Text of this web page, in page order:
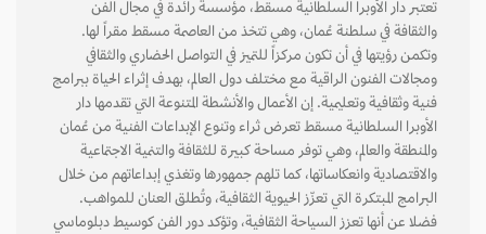
تعتبر دار الأوبرا السلطانية مسقط، مؤسسة رائدة في مجال الفن
والثقافة في سلطنة عُمان، وهي تتخذ من العاصمة مسقط مقراً لها.
وتكمن رؤيتها في أن تكون مركزاً للتميز في التواصل الحضاري والثقافي
ومجالات الفنون الراقية مع مختلف دول العالم، بهدف إثراء الحياة ببرامج
فنية وثقافية وتعليمية. إن الأعمال والأنشطة المتنوعة التي تقدمها دار
الأوبرا السلطانية مسقط تعرض ثراء وتنوع الإبداعات الفنية من عُمان
والمنطقة والعالم، وهي توفر مساحة كبيرة للثقافة والتنمية الاجتماعية
والاقتصادية وانعكاساتها، كما تلهم جمهورها وتغذي إبداعاتهم من خلال
البرامج المبتكرة التي تعزّز الحيوية الثقافية، وتُطلق العنان للمواهب.
فضلا عن أنها تعزز السياحة الثقافية، وتؤكد دور الفن كوسيط دبلوماسي